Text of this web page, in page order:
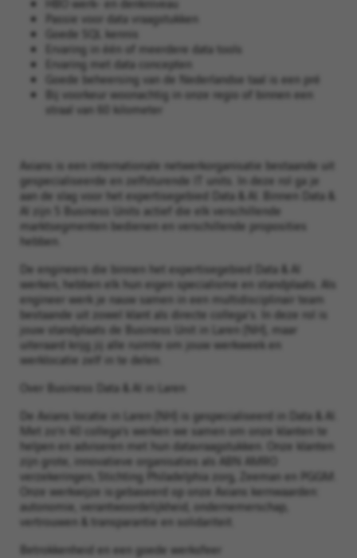
Passie voor data vraagstukken
Goede SQL kennis
Ervaring in één of meerdere data tools
Ervaring met data concepten
Goede beheersing van de Nederlandse taal is een pré
Bij voorkeur woonachtig in onze regio of binnen een
straal van 60 kilometer
Axians is een internationale netwerkorganisatie bestaande uit
gespecialiseerde en zelfsturende IT units. In deze rol ga je
aan de slag voor het expertisegebied Data & AI. Binnen Data &
AI zijn 5 Business Units actief die elk verschillende
marktsegmenten bedienen en verschillende proposities
hebben.
De engineers die binnen het expertisegebied Data & AI
werken, hebben elk hun eigen specialisme en standplaats. Als
engineer werk je nauw samen in een multidisciplinair team
bestaande uit zowel klant als directe collega's. In deze rol is
jouw standplaats de Business Unit in Laren (NH), maar
uiteraard krijg jij alle ruimte om jouw werkweek en
werklocatie zelf in te delen.
Over Business Data & AI in Laren
De Axians locatie in Laren (NH) is gespecialiseerd in Data & AI.
Met zo’n 40 collega’s werken we samen om onze klanten te
helpen en adviseren met hun datavraagstukken. Onze klanten
zijn grote, innovatieve organisaties als ABN AMRO
verzekeringen, Stichting Philadelphia zorg, Zeeman en PGGM.
Onze werkwijze is gebaseerd op onze Axians kernwaarden:
autonomie, verantwoordelijkheid, ondernemerschap,
vertrouwen & transparantie en solidariteit.
Betrokkenheid en een goede werksfeer